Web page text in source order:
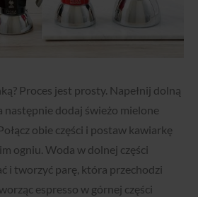
Proces jest prosty. Napełnij dolną
następnie dodaj świeżo mielone
obie części i postaw kawiarkę
ogniu. Woda w dolnej części
i tworzyć parę, która przechodzi
espresso w górnej części